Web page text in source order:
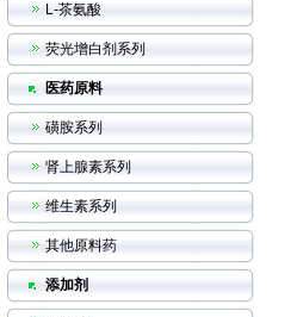
L-茶氨酸
荧光增白剂系列
医药原料
磺胺系列
肾上腺素系列
维生素系列
其他原料药
添加剂